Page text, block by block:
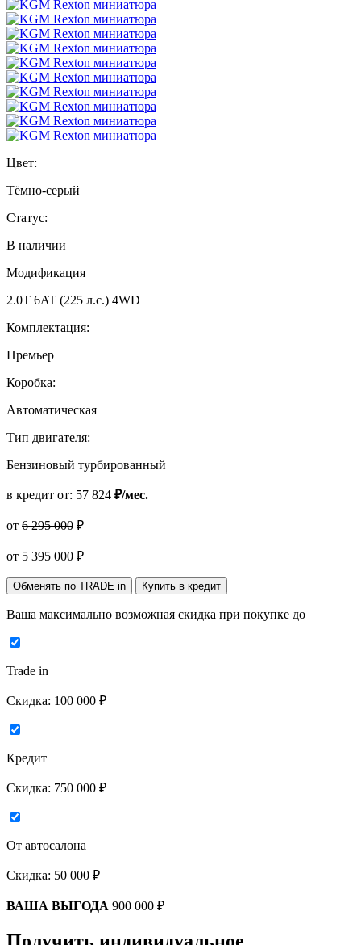
Цвет:
Тёмно-серый
Статус:
В наличии
Модификация
2.0T 6AT (225 л.с.) 4WD
Комплектация:
Премьер
Коробка:
Автоматическая
Тип двигателя:
Бензиновый турбированный
в кредит от: 57 824 ₽/мес.
от 6 295 000 ₽
от 5 395 000 ₽
Обменять по TRADE in Купить в кредит
Ваша максимально возможная скидка при покупке до
Trade in
Скидка: 100 000 ₽
Кредит
Скидка: 750 000 ₽
От автосалона
Скидка: 50 000 ₽
ВАША ВЫГОДА 900 000 ₽